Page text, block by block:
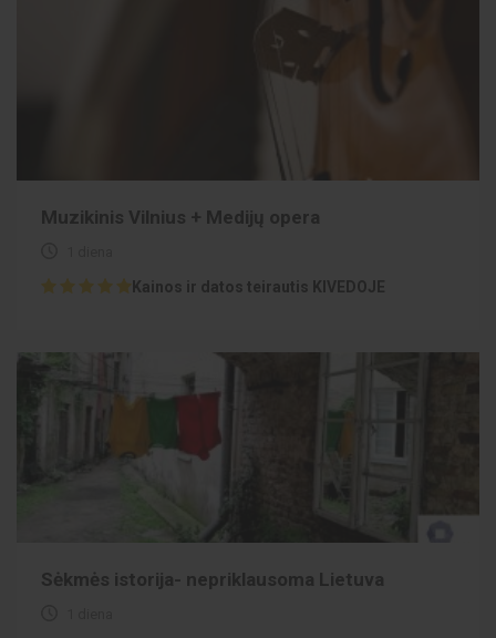
Muzikinis Vilnius + Medijų opera
Kainos ir datos teirautis KIVEDOJE
Sėkmės istorija- nepriklausoma Lietuva